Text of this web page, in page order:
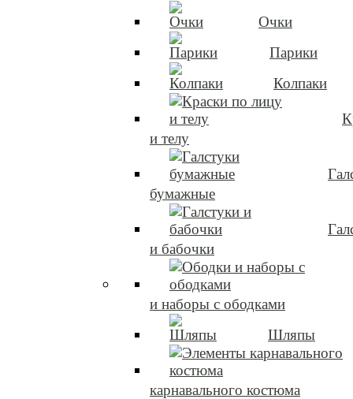
Очки
Парики
Колпаки
и телу
бумажные
и бабочки
и наборы с ободками
Шляпы
карнавального костюма